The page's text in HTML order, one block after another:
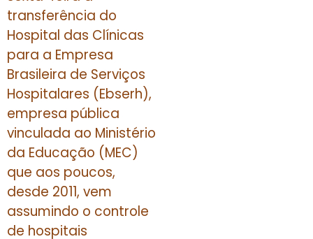
transferência do
Hospital das Clínicas
para a Empresa
Brasileira de Serviços
Hospitalares (Ebserh),
empresa pública
vinculada ao Ministério
da Educação (MEC)
que aos poucos,
desde 2011, vem
assumindo o controle
de hospitais